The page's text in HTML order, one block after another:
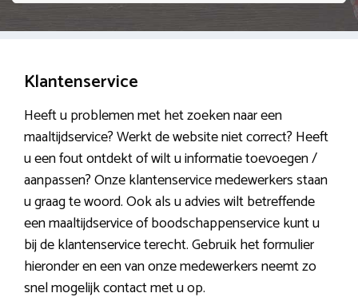
Klantenservice
Heeft u problemen met het zoeken naar een
maaltijdservice? Werkt de website niet correct? Heeft
u een fout ontdekt of wilt u informatie toevoegen /
aanpassen? Onze klantenservice medewerkers staan
u graag te woord. Ook als u advies wilt betreffende
een maaltijdservice of boodschappenservice kunt u
bij de klantenservice terecht. Gebruik het formulier
hieronder en een van onze medewerkers neemt zo
snel mogelijk contact met u op.